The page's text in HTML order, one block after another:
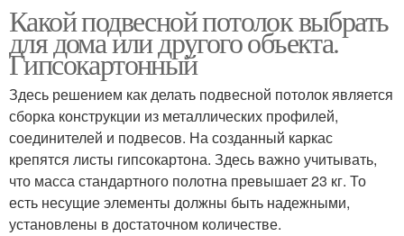
Какой подвесной потолок выбрать
для дома или другого объекта.
Гипсокартонный
Здесь решением как делать подвесной потолок является
сборка конструкции из металлических профилей,
соединителей и подвесов. На созданный каркас
крепятся листы гипсокартона. Здесь важно учитывать,
что масса стандартного полотна превышает 23 кг. То
есть несущие элементы должны быть надежными,
установлены в достаточном количестве.